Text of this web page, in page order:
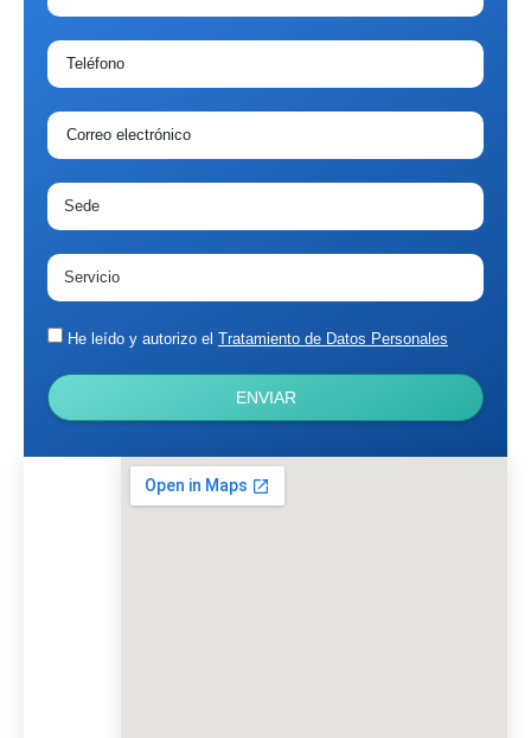
He leído y autorizo el Tratamiento de Datos Personales
ENVIAR